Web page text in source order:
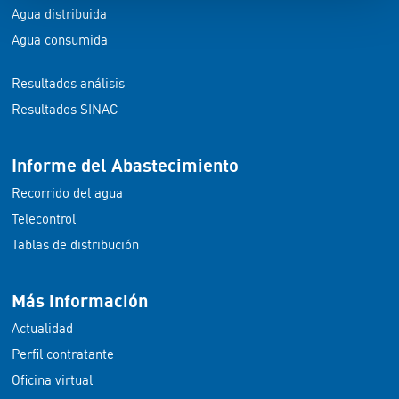
Agua distribuida
Agua consumida
Resultados análisis
Resultados SINAC
Informe del Abastecimiento
Recorrido del agua
Telecontrol
Tablas de distribución
Más información
Actualidad
Perfil contratante
Oficina virtual